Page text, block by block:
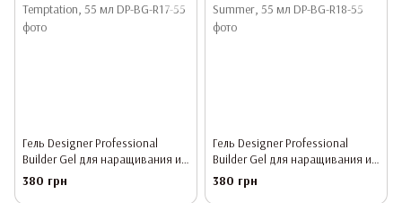
Гель Designer Professional
Builder Gel для наращивания и
укрепления ногтей R17 Almond
Temptation, 55 мл
380 грн
Гель Designer Professional
Builder Gel для наращивания и
укрепления ногтей R18 Fruit
Summer, 55 мл
380 грн